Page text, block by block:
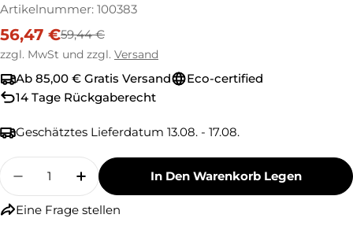
Artikelnummer: 100383
Verkaufspreis
56,47 €
Regulärer
Preis
59,44 €
zzgl. MwSt und zzgl. Versand
Ab 85,00 € Gratis Versand
Eco-certified
14 Tage Rückgaberecht
Geschätztes Lieferdatum 13.08. - 17.08.
Menge
Menge Für My Green Toner
Menge Für My Green Toner
In Den Warenkorb Legen
Eine Frage stellen